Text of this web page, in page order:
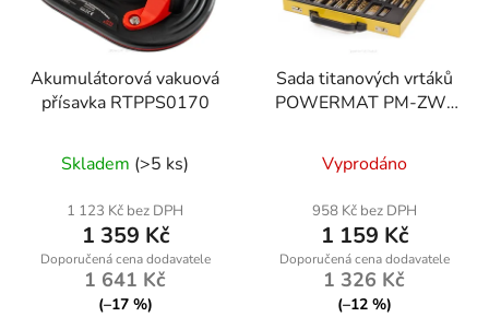
Akumulátorová vakuová
přísavka RTPPS0170
Skladem (>5 ks)
1 123 Kč bez DPH
1 359 Kč
1 641 Kč
(–17 %)
Sada titanových vrtáků
POWERMAT PM-ZW-
Vyprodáno
958 Kč bez DPH
1 159 Kč
1 326 Kč
(–12 %)